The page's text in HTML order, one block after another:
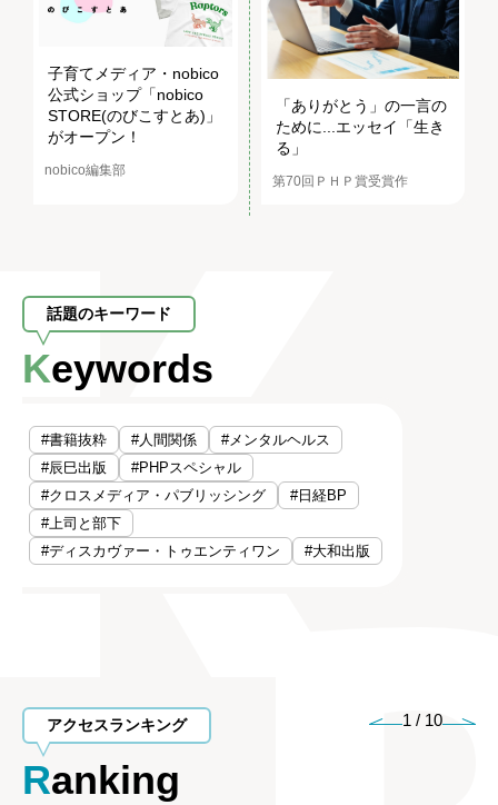
子育てメディア・nobico
公式ショップ「nobico
STORE(のびこすとあ)」
がオープン！
nobico編集部
「ありがとう」の一言の
ために...エッセイ「生き
る」
第70回ＰＨＰ賞受賞作
話題のキーワード
Keywords
#書籍抜粋 #人間関係
#メンタルヘルス
#辰巳出版
#PHPスペシャル
#クロスメディア・パブリッシング
#日経BP
#上司と部下
#ディスカヴァー・トゥエンティワン
#大和出版
アクセスランキング
Ranking
1 / 10